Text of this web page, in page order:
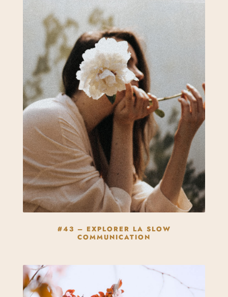
#43 – EXPLORER LA SLOW
COMMUNICATION